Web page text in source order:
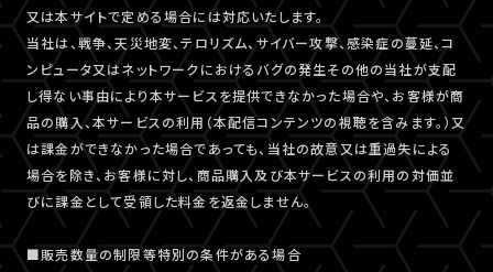
又は本サイトで定める場合には対応いたします。
当社は、戦争、天災地変、テロリズム、サイバー攻撃、感染症の蔓延、コ
ンピュータ又はネットワークにおけるバグの発生その他の当社が支配
し得ない事由により本サービスを提供できなかった場合や、お客様が商
品の購入、本サービスの利用（本配信コンテンツの視聴を含みます。）又
は課金ができなかった場合であっても、当社の故意又は重過失による
場合を除き、お客様に対し、商品購入及び本サービスの利用の対価並
びに課金として受領した料金を返金しません。
■販売数量の制限等特別の条件がある場合